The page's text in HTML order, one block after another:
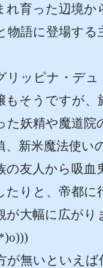
れ育った辺境か
物語に登場する
リッピナ・デュ
もそうですが、
た妖精や魔道院
、新米魔法使い
の友人から吸血
たりと、帝都に
が大幅に広がり
が無いといえば